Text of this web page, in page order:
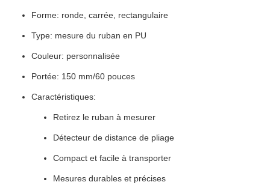
Forme: ronde, carrée, rectangulaire
Type: mesure du ruban en PU
Couleur: personnalisée
Portée: 150 mm/60 pouces
Caractéristiques:
Retirez le ruban à mesurer
Détecteur de distance de pliage
Compact et facile à transporter
Mesures durables et précises